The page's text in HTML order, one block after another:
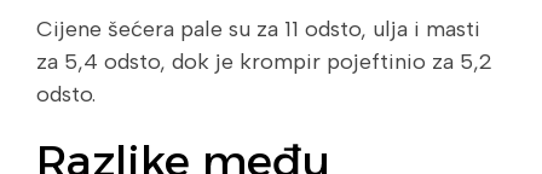
Cijene šećera pale su za 11 odsto, ulja i masti
za 5,4 odsto, dok je krompir pojeftinio za 5,2
odsto.
Razlike među